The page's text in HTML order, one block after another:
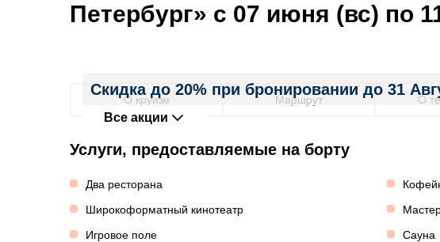
Петербург» с 07 июня (вс) по
Скидка до 20% при бронировании до 31
Все акции
О круизе Маршрут О
Услуги, предоставляемые на борту
Два ресторана
Широкоформатный кинотеатр
Игровое поле
Сауна